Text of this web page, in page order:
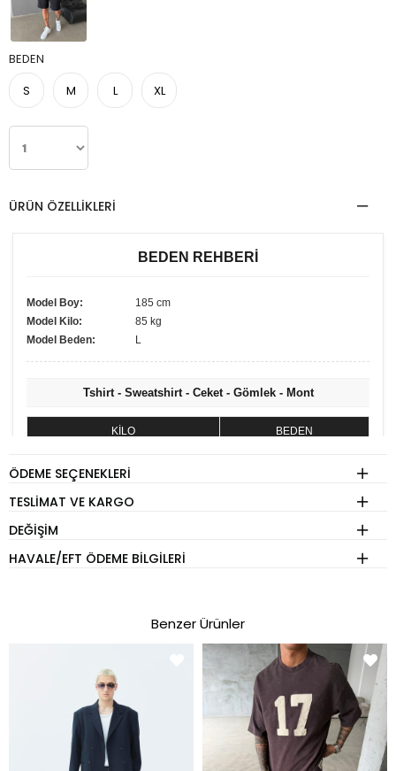
BEDEN
S
M L XL
ÜRÜN ÖZELLIKLERI
BEDEN REHBERİ
Model Boy:
185 cm
Model Kilo:
85 kg
Model Beden:
L
Tshirt - Sweatshirt - Ceket - Gömlek - Mont
KİLO BEDEN
S
75 - 84 kg
85 - 89 kg
90 - 110 kg
ÖDEME SEÇENEKLERI
TESLIMAT VE KARGO
DEĞIŞIM
HAVALE/EFT ÖDEME BILGILERI
Benzer Ürünler